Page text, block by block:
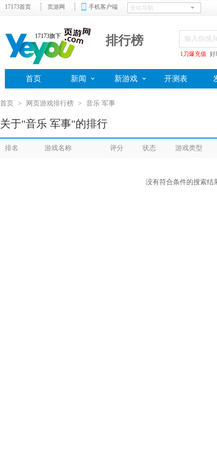
17173首页 页游网 手机客户端
17173旗下 排行榜
1刀爆充值 好
首页 新闻 新游戏 开测表
首页 > 网页游戏排行榜 > 音乐 军事
关于"音乐 军事"的排行
排名 游戏名称 评分 状态 游戏类型
没有符合条件的搜索结